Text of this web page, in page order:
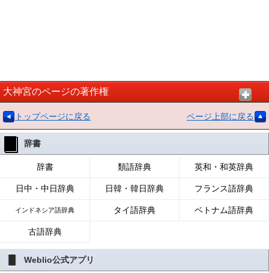
大神宮のページの著作権
トップページに戻る ページ上部に戻る
辞書
辞書 類語辞典 英和・和英辞典
日中・中日辞典 日韓・韓日辞典 フランス語辞典
インドネシア語辞典 タイ語辞典 ベトナム語辞典
古語辞典
Weblio公式アプリ